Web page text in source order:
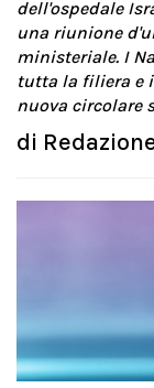
dell'ospedale
una riunione
ministeriale. I
tutta la filiera e
nuova circolare
di